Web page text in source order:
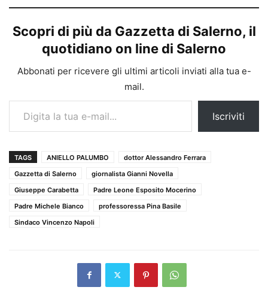
Scopri di più da Gazzetta di Salerno, il
quotidiano on line di Salerno
Abbonati per ricevere gli ultimi articoli inviati alla tua e-
mail.
Digita la tua e-mail...
Iscriviti
TAGS ANIELLO PALUMBO
dottor Alessandro Ferrara
Gazzetta di Salerno
giornalista Gianni Novella
Giuseppe Carabetta
Padre Leone Esposito Mocerino
Padre Michele Bianco
professoressa Pina Basile
Sindaco Vincenzo Napoli